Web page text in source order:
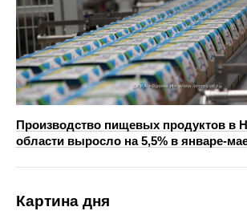
Производство пищевых продуктов в
области выросло на 5,5% в январе-
Картина дня